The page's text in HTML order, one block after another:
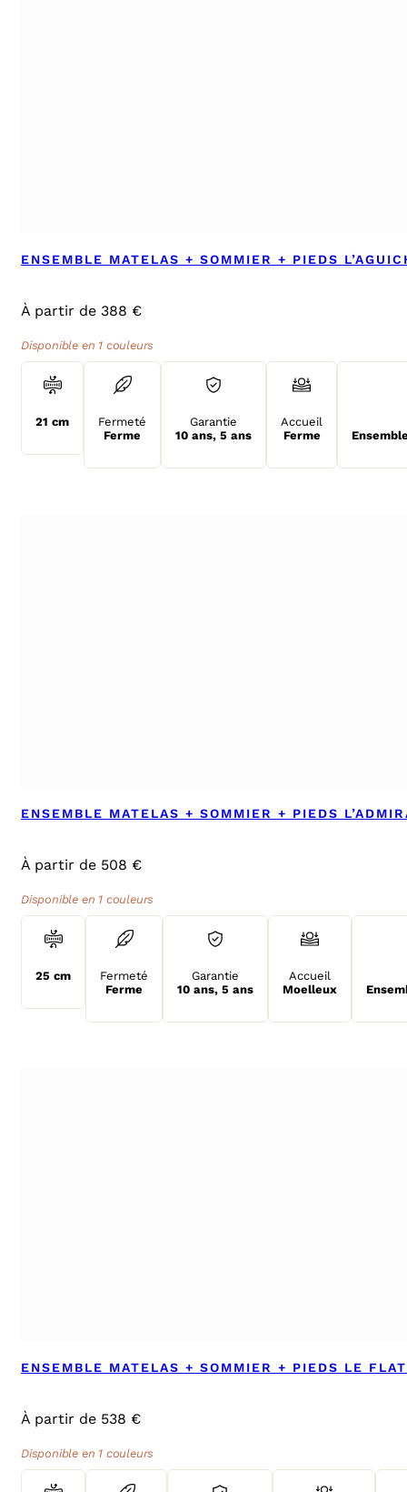
ENSEMBLE MATELAS + SOMMIER + PIEDS
À partir de 388 €
Disponible en 1 couleurs
21 cm
Fermeté
Ferme
Garantie
10 ans, 5 ans
Accueil
Ferme
ENSEMBLE MATELAS + SOMMIER + PIEDS
À partir de 508 €
Disponible en 1 couleurs
25 cm
Fermeté
Ferme
Garantie
10 ans, 5 ans
Accueil
Moelleux
ENSEMBLE MATELAS + SOMMIER + PIEDS LE
À partir de 538 €
Disponible en 1 couleurs